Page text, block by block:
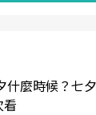
什麼時候？七
看